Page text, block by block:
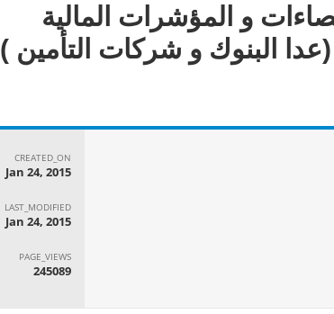
و المؤشرات المالية
البنوك و شركات التأمين )
CREATED_ON
Jan 24, 2015
LAST_MODIFIED
Jan 24, 2015
PAGE_VIEWS
245089